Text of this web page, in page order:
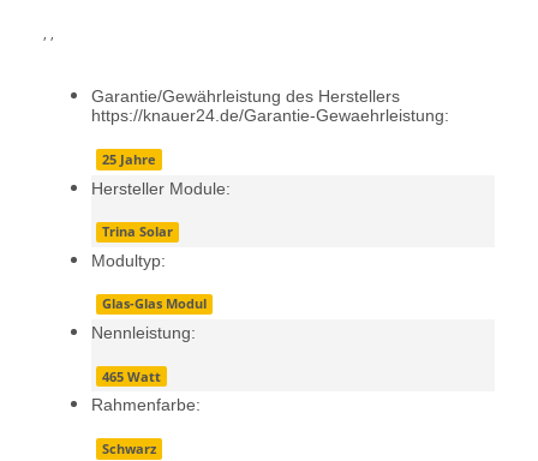
, ,
Garantie/Gewährleistung des Herstellers
https://knauer24.de/Garantie-Gewaehrleistung:
25 Jahre
Hersteller Module:
Trina Solar
Modultyp:
Glas-Glas Modul
Nennleistung:
465 Watt
Rahmenfarbe:
Schwarz